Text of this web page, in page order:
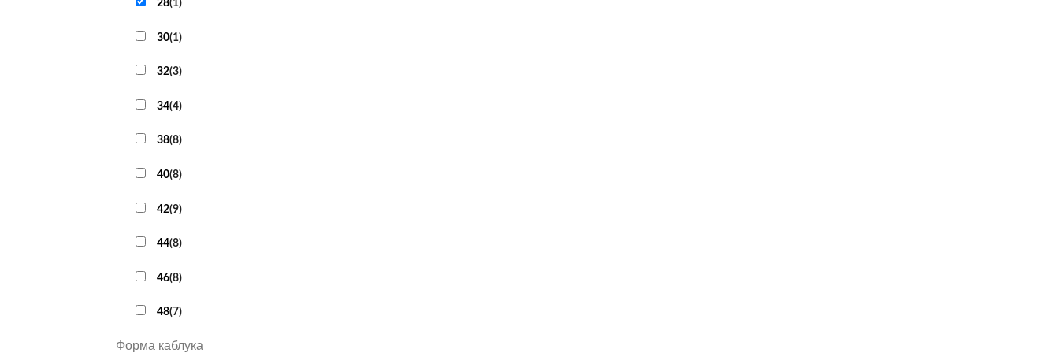
28(1)
30(1)
32(3)
34(4)
38(8)
40(8)
42(9)
44(8)
46(8)
48(7)
Форма каблука